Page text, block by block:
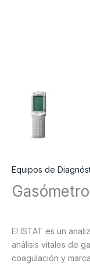
Equipos de
El ISTAT es un
análisis vitales de
coagulación y